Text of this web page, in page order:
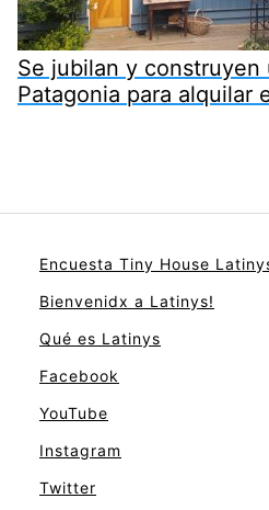
Se jubilan y construyen
Patagonia para alquilar
Encuesta Tiny House
Bienvenidx a Latinys!
Qué es Latinys
Facebook
YouTube
Instagram
Twitter